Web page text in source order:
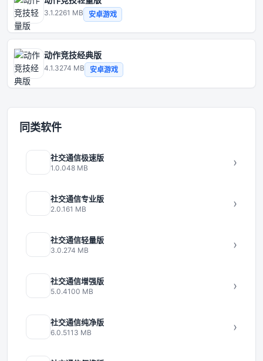
同类软件
社交通信极速版
1.0.048 MB ›
社交通信专业版
2.0.161 MB ›
社交通信轻量版
3.0.274 MB ›
社交通信增强版
5.0.4100 MB ›
社交通信纯净版
6.0.5113 MB ›
3.1.2261 MB 安卓游戏
动作竞技经典版
4.1.3274 MB 安卓游戏